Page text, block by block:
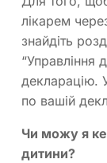
лікарем
знайдіть
“Управління
декларацію.
по вашій
Чи можу я
дитини?